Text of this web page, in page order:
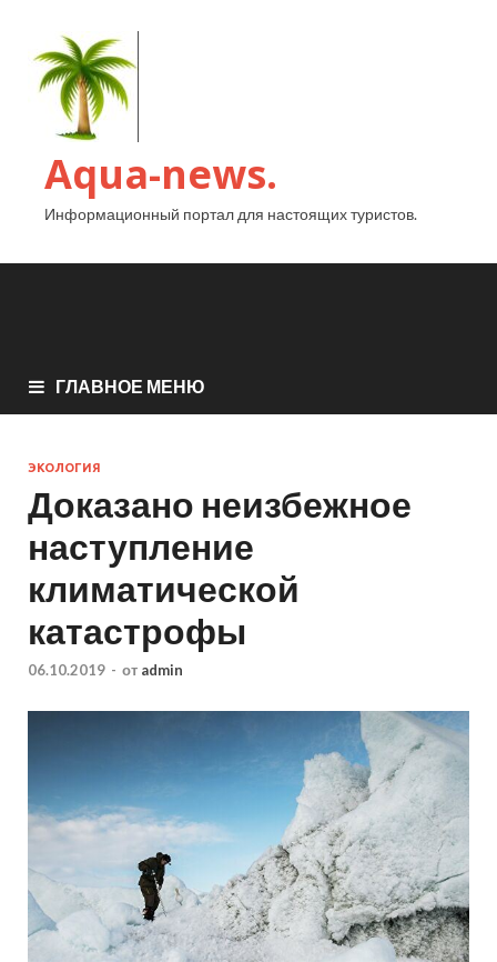
Aqua-news.
Информационный портал для настоящих туристов.
ГЛАВНОЕ МЕНЮ
ЭКОЛОГИЯ
Доказано неизбежное
наступление
климатической
катастрофы
06.10.2019 - от admin